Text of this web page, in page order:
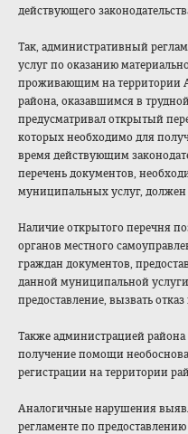
действующего
Так, административный
услуг по оказанию
проживающим на территории
района, оказавшимся в
предусматривал открытый
которых необходимо для
время действующим
перечень документов,
муниципальных услуг,
Наличие открытого перечня
органов местного
граждан документов,
данной муниципальной
предоставление, вызвать
Также администрацией
получение помощи
регистрации на территории
Аналогичные нарушения
регламенте по